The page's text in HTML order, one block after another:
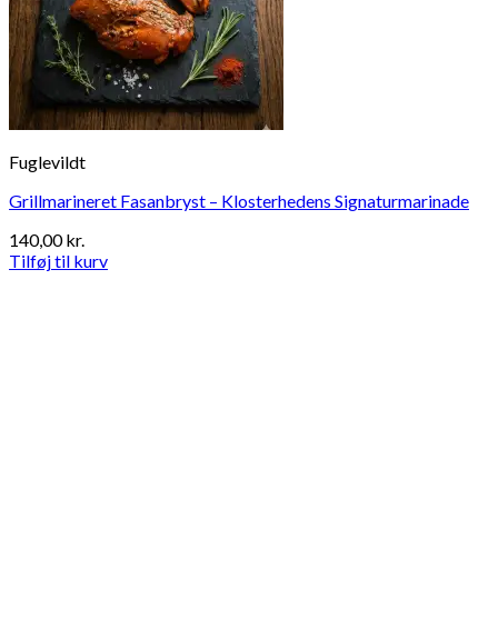
Fuglevildt
Grillmarineret Fasanbryst – Klosterhedens Signaturmarinade
140,00kr.
Tilføj til kurv